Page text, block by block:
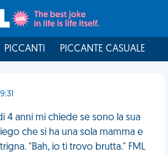
PICCANTI PICCANTE CASUALE
4 anni mi chiede se sono la sua
che si ha una sola mamma e
"Bah, io ti trovo brutta." FML